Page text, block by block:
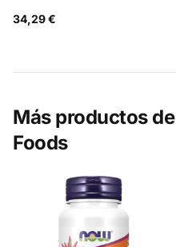
34,29 €
Más productos de
Foods